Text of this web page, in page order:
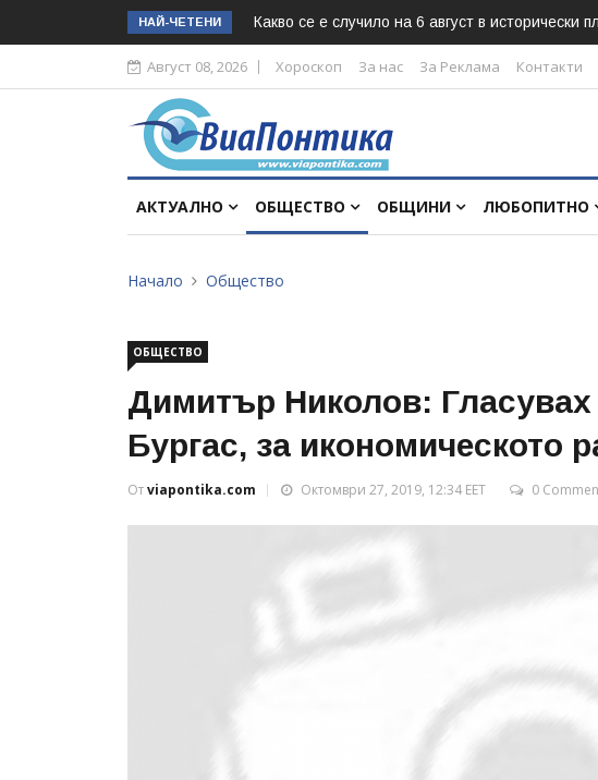
НАЙ-ЧЕТЕНИ Какво се е случило на 6 август в исторически
Август 08, 2026 Хороскоп За нас За Реклама Контакти
АКТУАЛНО ОБЩЕСТВО ОБЩИНИ ЛЮБОПИТНО
Начало Общество
ОБЩЕСТВО
Димитър Николов: Гласувах
Бургас, за икономическото
Отviapontika.com Октомври 27, 2019, 12:34 EET 0